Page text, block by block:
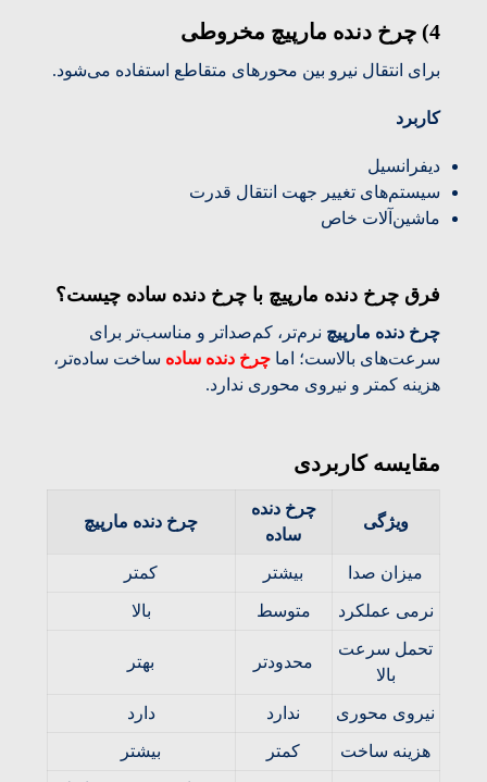
4) چرخ دنده مارپیچ مخروطی
برای انتقال نیرو بین محورهای متقاطع استفاده می‌شود.
کاربرد
دیفرانسیل
سیستم‌های تغییر جهت انتقال قدرت
ماشین‌آلات خاص
فرق چرخ دنده مارپیچ با چرخ دنده ساده چیست؟
چرخ دنده مارپیچ نرم‌تر، کم‌صداتر و مناسب‌تر برای
سرعت‌های بالاست؛ اما چرخ دنده ساده ساخت ساده‌تر،
هزینه کمتر و نیروی محوری ندارد.
مقایسه کاربردی
ویژگی
چرخ دنده
ساده
چرخ دنده مارپیچ
میزان صدا بیشتر کمتر
نرمی عملکرد متوسط بالا
تحمل سرعت
بالا
محدودتر بهتر
نیروی محوری ندارد دارد
هزینه ساخت کمتر بیشتر